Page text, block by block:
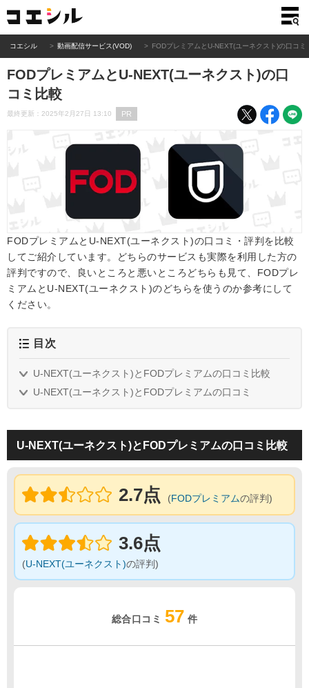
コエシル 動画配信サービス(VOD) FODプレミアムとU-NEXT(ユーネクスト)の口コミ
FODプレミアムとU-NEXT(ユーネクスト)の口
コミ比較
最終更新：2025年2月27日 13:10 PR
FODプレミアムとU-NEXT(ユーネクスト)の口コミ・評判を比較
してご紹介しています。どちらのサービスも実際を利用した方の
評判ですので、良いところと悪いところどちらも見て、FODプレ
ミアムとU-NEXT(ユーネクスト)のどちらを使うのか参考にして
ください。
目次
U-NEXT(ユーネクスト)とFODプレミアムの口コミ比較
U-NEXT(ユーネクスト)とFODプレミアムの口コミ
U-NEXT(ユーネクスト)とFODプレミアムの口コミ比較
2.7点 (FODプレミアムの評判)
3.6点
(U-NEXT(ユーネクスト)の評判)
総合口コミ 57 件